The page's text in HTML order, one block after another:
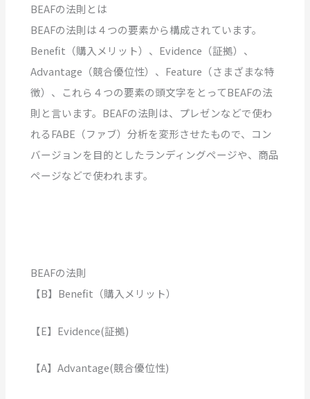
BEAFの法則とは
BEAFの法則は４つの要素から構成されています。
Benefit（購入メリット）、Evidence（証拠）、
Advantage（競合優位性）、Feature（さまざまな特
徴）、これら４つの要素の頭文字をとってBEAFの法
則と言います。BEAFの法則は、プレゼンなどで使わ
れるFABE（ファブ）分析を変形させたもので、コン
バージョンを目的としたランディングページや、商品
ページなどで使われます。
BEAFの法則
【B】Benefit（購入メリット）
【E】Evidence(証拠)
【A】Advantage(競合優位性)